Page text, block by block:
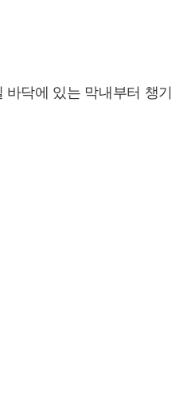
닥에 있는 막내부터 챙기